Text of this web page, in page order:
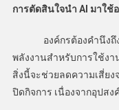
การตัดสินใจนำ AI มาใช้
องค์กรต้องคำนึงถึงผ
พลังงานสำหรับการใช้ง
สิ่งนี้จะช่วยลดความเสี่ย
ปิดกิจการ เนื่องจากอุปส